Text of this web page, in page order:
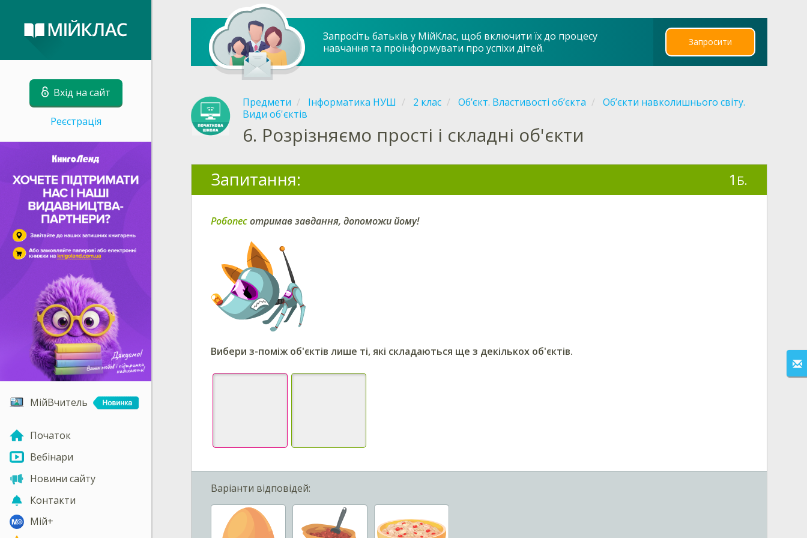
Вхід на сайт
Реєстрація
МійВчитель
Початок
Вебінари
Новини сайту
Контакти
Мій+
Запросіть батьків у МійКлас, щоб включити їх до процесу
навчання та проінформувати про успіхи дітей.
Запросити
Предмети Інформатика НУШ 2 клас Об’єкт. Властивості об’єкта
Об’єкти навколишнього світу.
Види об'єктів
6. Розрізняємо прості і складні об'єкти
Запитання: 1 Б.
Робопесотримав завдання, допоможи йому!
Вибери з-поміж об'єктів лише ті, які складаються ще з декількох об'єктів.
Варіанти відповідей: